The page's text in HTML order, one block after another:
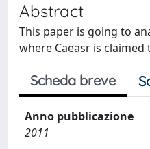
Abstract
This paper is going to
where Caeasr is
Scheda breve
Anno pubblicazione
2011